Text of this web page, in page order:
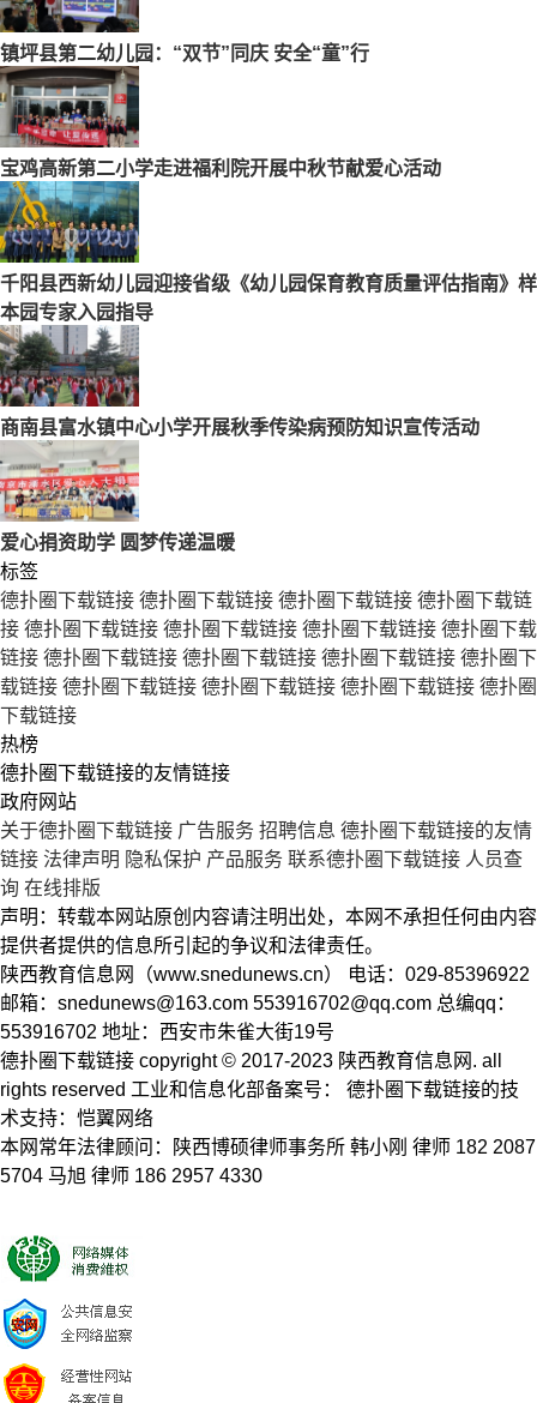
镇坪县第二幼儿园：“双节”同庆 安全“童”行
宝鸡高新第二小学走进福利院开展中秋节献爱心活动
千阳县西新幼儿园迎接省级《幼儿园保育教育质量评估指南》样
本园专家入园指导
商南县富水镇中心小学开展秋季传染病预防知识宣传活动
爱心捐资助学 圆梦传递温暖
标签
德扑圈下载链接 德扑圈下载链接 德扑圈下载链接 德扑圈下载链
接 德扑圈下载链接 德扑圈下载链接 德扑圈下载链接 德扑圈下载
链接 德扑圈下载链接 德扑圈下载链接 德扑圈下载链接 德扑圈下
载链接 德扑圈下载链接 德扑圈下载链接 德扑圈下载链接 德扑圈
下载链接
热榜
德扑圈下载链接的友情链接
政府网站
关于德扑圈下载链接 广告服务 招聘信息 德扑圈下载链接的友情
链接 法律声明 隐私保护 产品服务 联系德扑圈下载链接 人员查
询 在线排版
声明：转载本网站原创内容请注明出处，本网不承担任何由内容
提供者提供的信息所引起的争议和法律责任。
陕西教育信息网（www.snedunews.cn） 电话：029-85396922
邮箱： snedunews@163.com 553916702@qq.com 总编qq：
553916702 地址：西安市朱雀大街19号
德扑圈下载链接 copyright © 2017-2023 陕西教育信息网. all
rights reserved 工业和信息化部备案号： 德扑圈下载链接的技
术支持：恺翼网络
本网常年法律顾问：陕西博硕律师事务所 韩小刚 律师 182 2087
5704 马旭 律师 186 2957 4330